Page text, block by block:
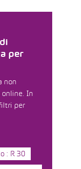
per
non
online. In
per
: R 30